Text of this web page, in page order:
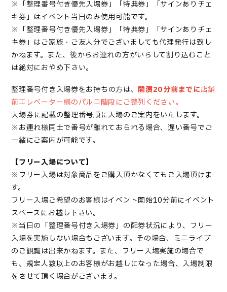
※「整理番号付き優先入場券」「特典券」「サインありチェ
キ券」はイベント当日のみ使用可能です。
※「整理番号付き優先入場券」「特典券」「サインありチェ
キ券」はご家族・ご友人分でございましても代理発行は致し
かねます。また、後からお連れの方がいらして割り込むこと
は絶対におやめ下さい。
整理番号付き入場券をお持ちの方は、 開演20分前までに店舗
前エレベーター横のパルコ階段にご整列ください。
入場券に記載の整理番号順に入場のご案内をいたします。
※お連れ様同士で番号が離れておられる場合、遅い番号でご
一緒にご案内が可能です。
【フリー入場について】
※フリー入場は対象商品をご購入頂かなくてもご入場頂けま
す。
フリー入場ご希望のお客様はイベント開始10分前にイベント
スペースにお越し下さい。
※当日の「整理番号付き入場券」の配券状況により、フリー
入場を実施しない場合もございます。その場合、ミニライブ
のご観覧は出来かねます。また、フリー入場実施の場合で
も、規定人数以上のお客様がお越しになった場合、入場制限
をさせて頂く場合がございます。